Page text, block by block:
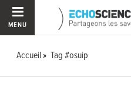
MENU
Accueil Tag #osuip